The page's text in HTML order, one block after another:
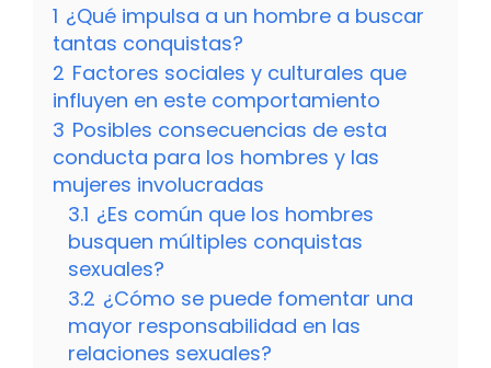
1 ¿Qué impulsa a un hombre a buscar
tantas conquistas?
2 Factores sociales y culturales que
influyen en este comportamiento
3 Posibles consecuencias de esta
conducta para los hombres y las
mujeres involucradas
3.1 ¿Es común que los hombres
busquen múltiples conquistas
sexuales?
3.2 ¿Cómo se puede fomentar una
mayor responsabilidad en las
relaciones sexuales?